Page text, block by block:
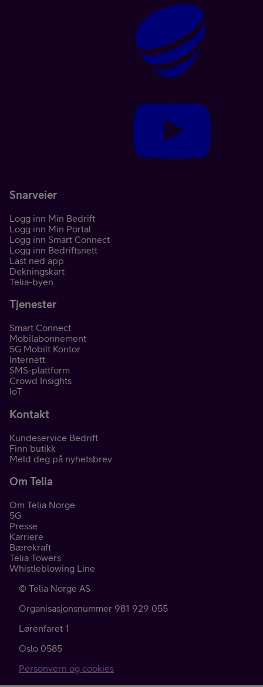
Snarveier
Logg inn Min Bedrift
Logg inn Min Portal
Logg inn Smart Connect
Logg inn Bedriftsnett
Last ned app
Dekningskart
Telia-byen
Tjenester
Smart Connect
Mobilabonnement
5G Mobilt Kontor
Internett
SMS-plattform
Crowd Insights
IoT
Kontakt
Kundeservice Bedrift
Finn butikk
Meld deg på nyhetsbrev
Om Telia
Om Telia Norge
5G
Presse
Karriere
Bærekraft
Telia Towers
Whistleblowing Line
© Telia Norge AS
Organisasjonsnummer 981 929 055
Lørenfaret 1
Oslo 0585
Personvern og cookies